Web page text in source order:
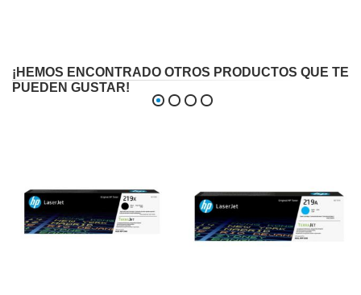
¡HEMOS ENCONTRADO OTROS PRODUCTOS QUE TE
PUEDEN GUSTAR!